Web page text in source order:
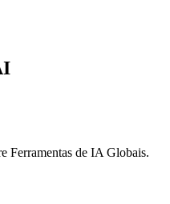
Ferramentas de IA Globais.